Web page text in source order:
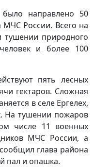
направлено 50
МЧС России. Всего на
тушении природного
и более 100
пять лесных
гектаров. Сложная
в селе Ергелех,
На тушении пожаров
числе 11 военных
МЧС России, а
глава района
пал и опашка.